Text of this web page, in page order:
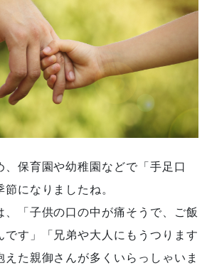
保育園や幼稚園などで「手足口
になりましたね。
、「子供の口の中が痛そうで、ご飯
です」「兄弟や大人にもうつります
た親御さんが多くいらっしゃいま